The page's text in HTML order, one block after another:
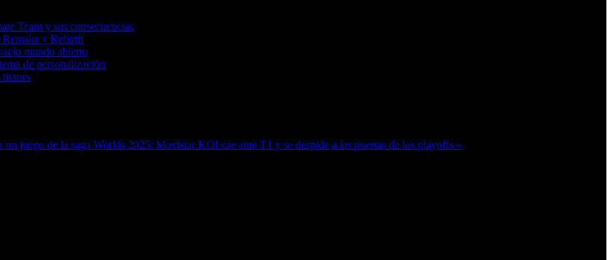
Team y sus consecuencias
y Rebirth
mundo abierto
de personalización
juego de la saga Worlds 2025: Movistar KOI cae ante T1 y se despide a las puertas de los playoffs »